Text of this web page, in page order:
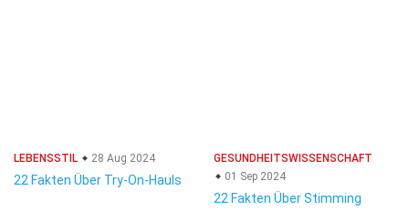
LEBENSSTIL 28 Aug 2024
22 Fakten Über Try-On-Hauls
GESUNDHEITSWISSENSCHAFT
01 Sep 2024
22 Fakten Über Stimming